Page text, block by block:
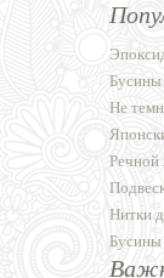
Бусины
Не
Речной
Нитки
Бусины